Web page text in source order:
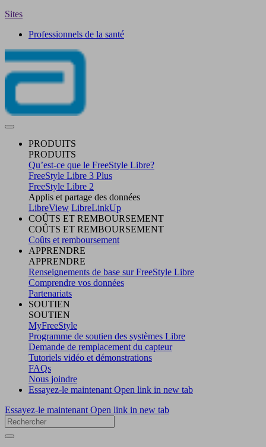
Sites
Professionnels de la santé
PRODUITS
PRODUITS
Qu’est-ce que le FreeStyle Libre?
FreeStyle Libre 3 Plus
FreeStyle Libre 2
Applis et partage des données
LibreView LibreLinkUp
COÛTS ET REMBOURSEMENT
COÛTS ET REMBOURSEMENT
Coûts et remboursement
APPRENDRE
APPRENDRE
Renseignements de base sur FreeStyle Libre
Comprendre vos données
Partenariats
SOUTIEN
SOUTIEN
MyFreeStyle
Programme de soutien des systèmes Libre
Demande de remplacement du capteur
Tutoriels vidéo et démonstrations
FAQs
Nous joindre
Essayez-le maintenant Open link in new tab
Essayez-le maintenant Open link in new tab